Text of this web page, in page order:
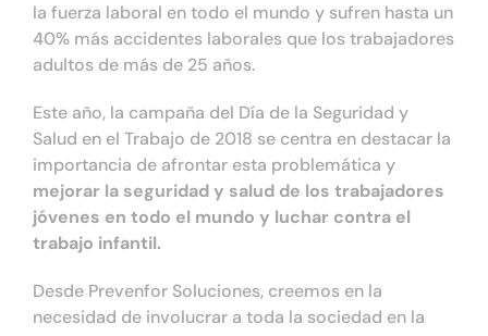
la fuerza laboral en todo el mundo y sufren hasta un
40% más accidentes laborales que los trabajadores
adultos de más de 25 años.
Este año, la campaña del Día de la Seguridad y
Salud en el Trabajo de 2018 se centra en destacar la
importancia de afrontar esta problemática y
mejorar la seguridad y salud de los trabajadores
jóvenes en todo el mundo y luchar contra el
trabajo infantil.
Desde Prevenfor Soluciones, creemos en la
necesidad de involucrar a toda la sociedad en la